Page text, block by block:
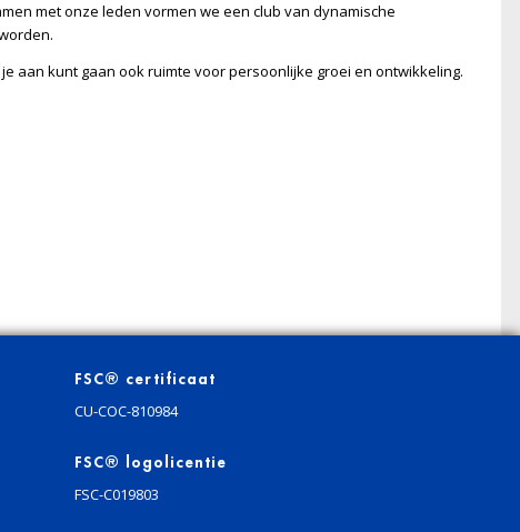
met onze leden vormen we een club van dynamische
aan kunt gaan ook ruimte voor persoonlijke groei en ontwikkeling.
FSC® certificaat
CU-COC-810984
FSC® logolicentie
FSC-C019803